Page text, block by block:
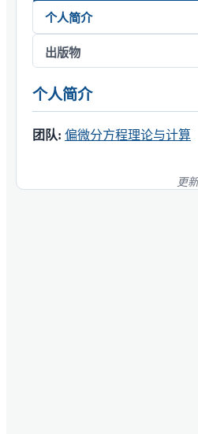
个人简介
出版物
个人简介
团队: 偏微分方程理论与计算
更